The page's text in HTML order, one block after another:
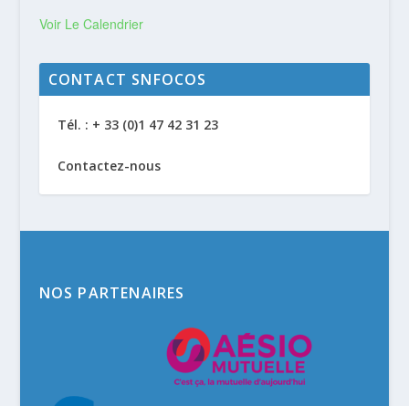
Voir Le Calendrier
CONTACT SNFOCOS
Tél. : + 33 (0)1 47 42 31 23
Contactez-nous
NOS PARTENAIRES